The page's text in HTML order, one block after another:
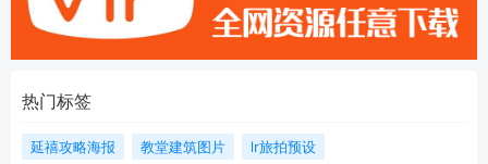
热门标签
延禧攻略海报 教堂建筑图片
lr旅拍预设